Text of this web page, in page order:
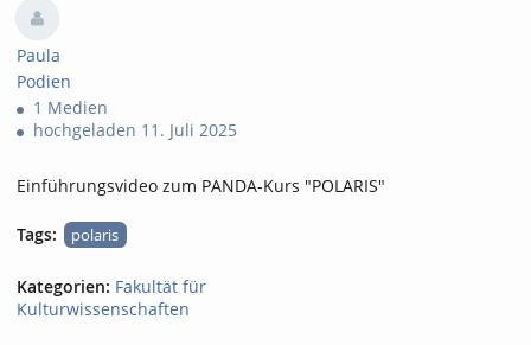
Paula
Podien
1 Medien
hochgeladen 11. Juli 2025
Einführungsvideo zum PANDA-Kurs "POLARIS"
Tags: polaris
Kategorien: Fakultät für
Kulturwissenschaften